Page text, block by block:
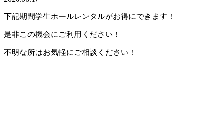
下記期間学生ホールレンタルがお得にできます！
是非この機会にご利用ください！
不明な所はお気軽にご相談ください！